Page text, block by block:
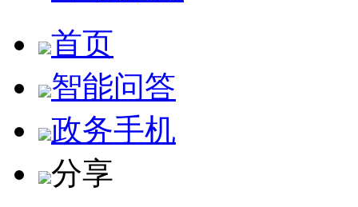
首页
智能问答
政务手机
分享